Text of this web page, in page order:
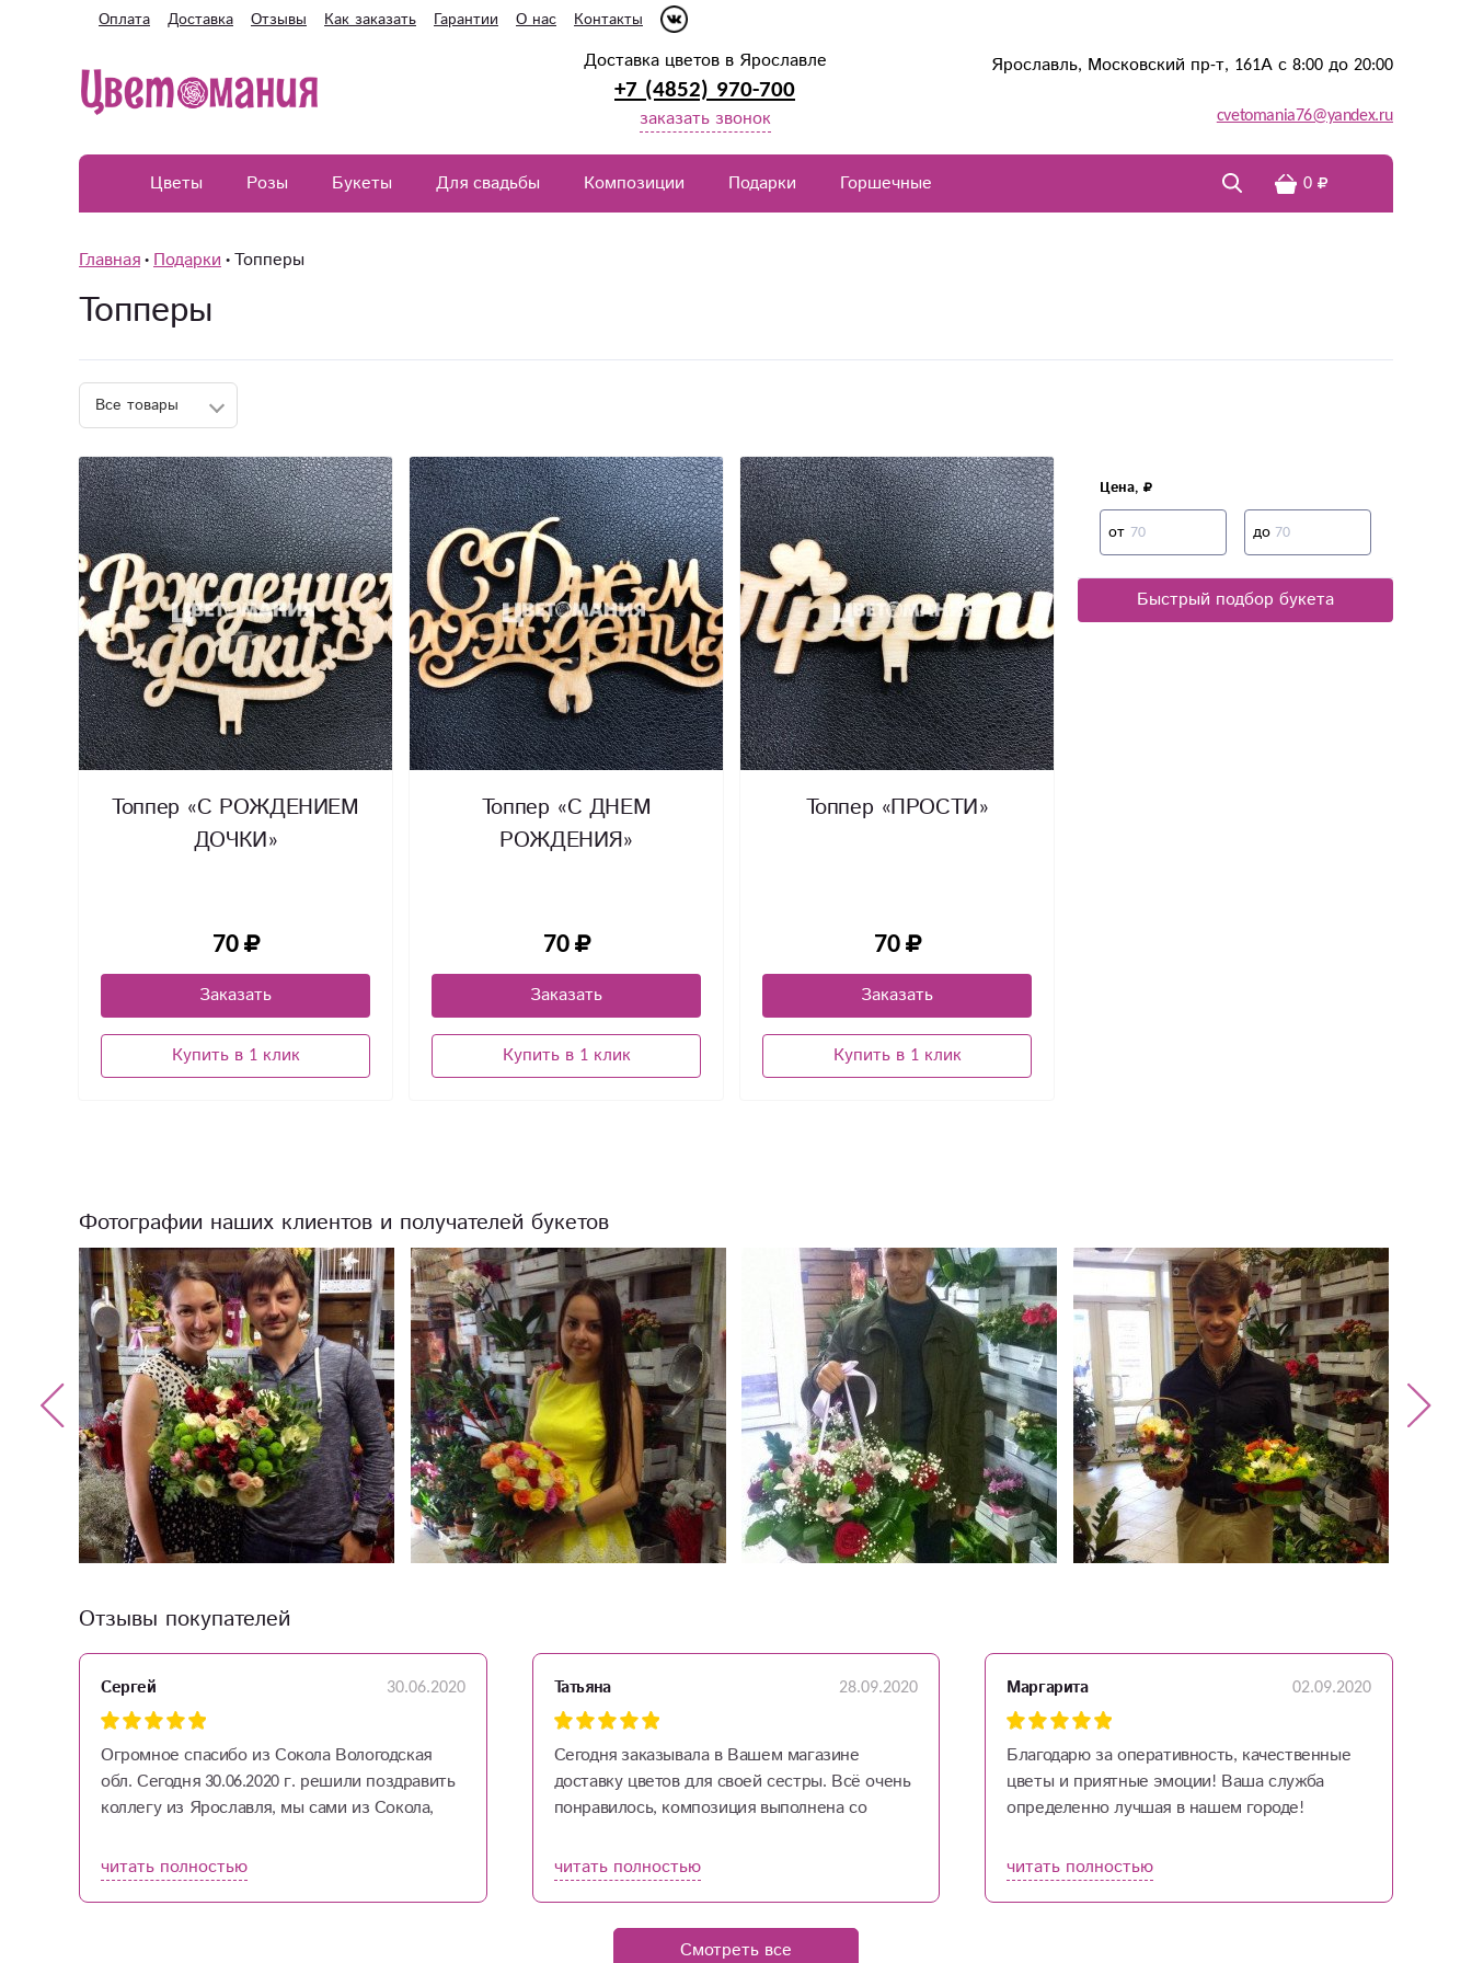
Оплата Доставка Отзывы Как заказать Гарантии О нас Контакты
Доставка цветов в Ярославле
+7 (4852) 970-700
заказать звонок
Ярославль, Московский пр-т, 161А с 8:00 до 20:00
cvetomania76@yandex.ru
Цветы Розы Букеты Для свадьбы Композиции Подарки Горшечные 0
Главная Подарки Топперы
Топперы
Топпер «С РОЖДЕНИЕМ
ДОЧКИ»
70
Заказать
Купить в 1 клик
Топпер «С ДНЕМ
РОЖДЕНИЯ»
70
Заказать
Купить в 1 клик
Топпер «ПРОСТИ»
70
Заказать
Купить в 1 клик
Цена,
от до
Быстрый подбор букета
Фотографии наших клиентов и получателей букетов
Отзывы покупателей
Сергей 30.06.2020
Огромное спасибо из Сокола Вологодская
обл. Сегодня 30.06.2020 г. решили поздравить
коллегу из Ярославля, мы сами из Сокола,
Хотели бы поблагодарить девушку с которой
мы общались по телефону по поводу заказа.
читать полностью
Татьяна 28.09.2020
Сегодня заказывала в Вашем магазине
доставку цветов для своей сестры. Всё очень
понравилось, композиция выполнена со
Желаю дальнейших успехов и процветания!
читать полностью
Маргарита 02.09.2020
Благодарю за оперативность, качественные
цветы и приятные эмоции! Ваша служба
определенно лучшая в нашем городе!
читать полностью
Смотреть все